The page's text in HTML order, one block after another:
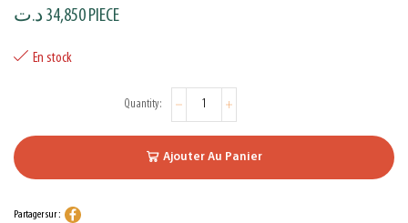
34,850د.ت PIECE
En stock
Ajouter Au Panier
Partager sur :